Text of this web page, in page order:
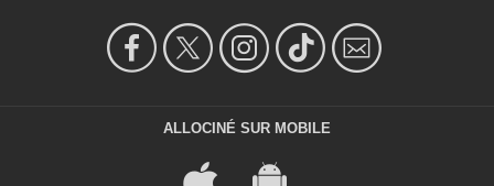
ALLOCINÉ SUR MOBILE